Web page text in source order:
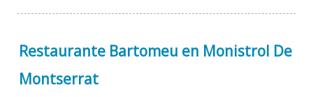
Restaurante Bartomeu en Monistrol De
Montserrat